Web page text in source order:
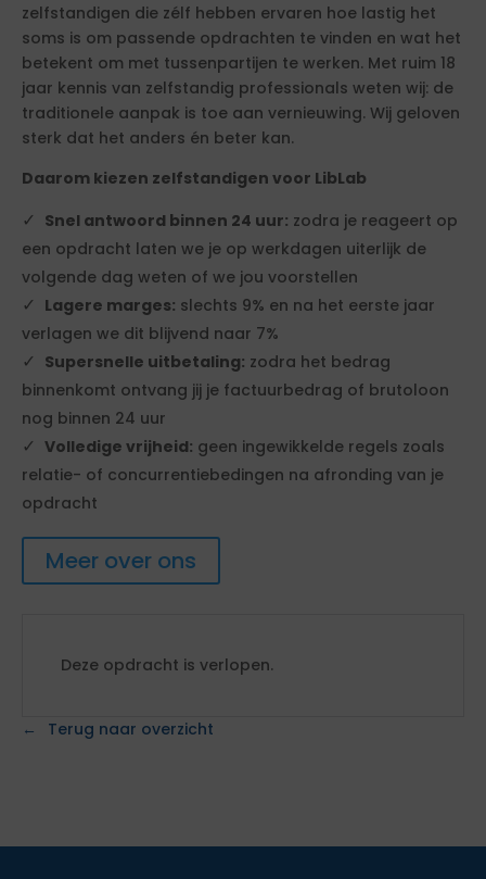
zelfstandigen die zélf hebben ervaren hoe lastig het
soms is om passende opdrachten te vinden en wat het
betekent om met tussenpartijen te werken. Met ruim 18
jaar kennis van zelfstandig professionals weten wij: de
traditionele aanpak is toe aan vernieuwing. Wij geloven
sterk dat het anders én beter kan.
Daarom kiezen zelfstandigen voor LibLab
Snel antwoord binnen 24 uur: zodra je reageert op
een opdracht laten we je op werkdagen uiterlijk de
volgende dag weten of we jou voorstellen
Lagere marges: slechts 9% en na het eerste jaar
verlagen we dit blijvend naar 7%
Supersnelle uitbetaling: zodra het bedrag
binnenkomt ontvang jij je factuurbedrag of brutoloon
nog binnen 24 uur
Volledige vrijheid: geen ingewikkelde regels zoals
relatie- of concurrentiebedingen na afronding van je
opdracht
Meer over ons
Deze opdracht is verlopen.
Terug naar overzicht